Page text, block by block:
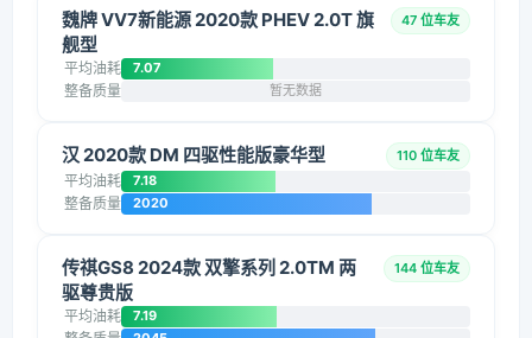
魏牌 VV7新能源 2020款 PHEV 2.0T 旗
舰型
47 位车友
平均油耗 7.07
整备质量 暂无数据
汉 2020款 DM 四驱性能版豪华型 110 位车友
平均油耗 7.18
整备质量 2020
传祺GS8 2024款 双擎系列 2.0TM 两
驱尊贵版
144 位车友
平均油耗 7.19